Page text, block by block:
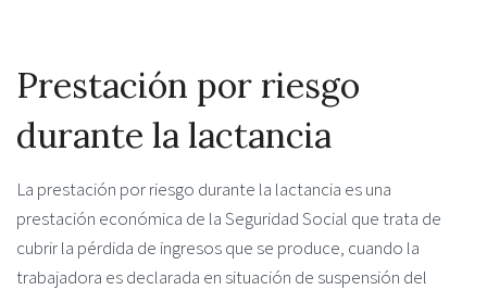
Prestación por riesgo
durante la lactancia
La prestación por riesgo durante la lactancia es una
prestación económica de la Seguridad Social que trata de
cubrir la pérdida de ingresos que se produce, cuando la
trabajadora es declarada en situación de suspensión del